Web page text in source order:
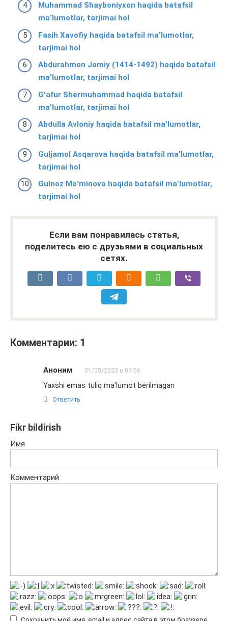
Muhammad Shayboniyxon haqida batafsil
ma’lumotlar, tarjimai hol
Fasih Xavofiy haqida batafsil ma’lumotlar,
tarjimai hol
Abdurahmon Jomiy (1414-1492) haqida batafsil
ma’lumotlar, tarjimai hol
Gʻafur Shermuhammad haqida batafsil
ma’lumotlar, tarjimai hol
Abdulla Avloniy haqida batafsil ma’lumotlar,
tarjimai hol
Guljamol Asqarova haqida batafsil ma’lumotlar,
tarjimai hol
Gulnoz Moʻminova haqida batafsil ma’lumotlar,
tarjimai hol
Если вам понравилась статья,
поделитесь ею с друзьями в социальных
сетях.
Комментарии: 1
Аноним 01/05/2023 в 09:56
Yaxshi emas tuliq ma’lumot berilmagan
Ответить
Fikr bildirish
Имя
Комментарий